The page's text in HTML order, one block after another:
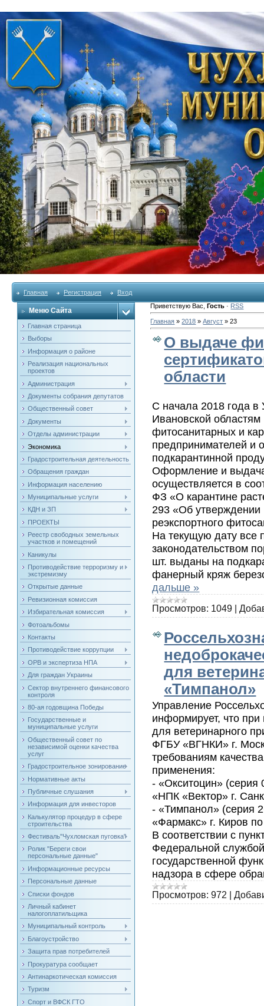
Главная Регистрация Вход
Меню Сайта
Главная страница
Выборы
Информация о районе
Реализация национальных
проектов
Администрация
Документы собрания депутатов
Общественный совет
Документы
Отделы администрации
Экономика
Градостроительная деятельность
Обращения граждан
Информация населению
Муниципальные услуги
КДН и ЗП
ПРОЕКТЫ
Реестр свободных земельных
участков и помещений
Каникулы
Противодействие терроризму и
экстремизму
Открытые данные
Ревизионная комиссия
Избирательная комиссия
Фотоальбомы
Контакты
Противодействие коррупции
ОРВ и экспертиза НПА
Для граждан Украины
Сектор внутреннего финансового
контроля
80-ая годовщина Победы
Государственные и
муниципальные услуги
Общественный совет по
независимой оценки качества
услуг
Градостроительное зонирование
Нормативные акты
Публичные слушания
Информация для инвесторов
Калькулятор процедур в сфере
строительства
Фестиваль"Чухломская пуговка"
Ролик "Береги свои
персональные данные"
Информационные ресурсы
Персональные данные
Списки фондов
Личный кабинет
налогоплатильщика
Муниципальный контроль
Благоустройство
Защита прав потребителей
Прокуратура сообщает
Антинаркотическая комиссия
Туризм
Спорт и ВФСК ГТО
Приветствую Вас ,Гость · RSS
Главная »2018 » Август » 23
О выдаче
области
С начала 2018 года в
Ивановской
фитосанитарных и
предпринимателей и
подкарантинной
Оформление и
осуществляется в
ФЗ «О карантине
293 «Об утверждении
реэкспортного
На текущую дату все
законодательством
шт. выданы на
фанерный кряж
дальше »
Просмотров: 1049 |
для
«Тимпанол»
Управление
информирует, что при
для ветеринарного
ФГБУ «ВГНКИ» г.
требованиям
применения:
- «Окситоцин» (серия
«НПК «Вектор» г.
- «Тимпанол» (серия
«Фармакс» г. Киров
В соответствии с
Федеральной
государственной
надзора в сфере
Просмотров: 972 |